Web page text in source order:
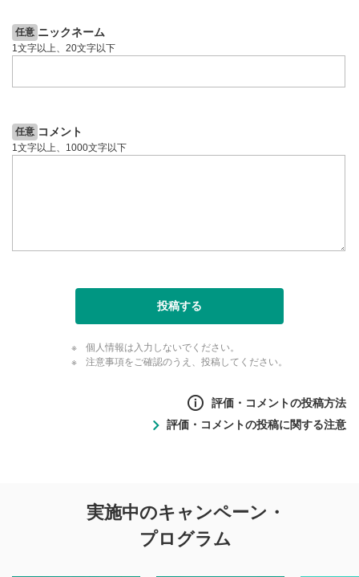
任意 ニックネーム
1文字以上、20文字以下
任意 コメント
1文字以上、1000文字以下
投稿する
個人情報は入力しないでください。
注意事項をご確認のうえ、投稿してください。
評価・コメントの投稿方法
評価・コメントの投稿に関する注意
投稿に関する注意
実施中のキャンペーン・
プログラム